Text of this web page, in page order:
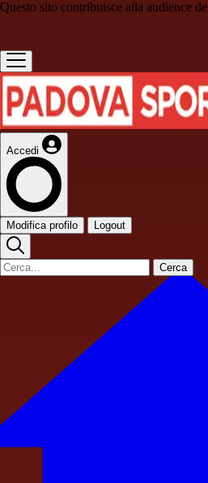
Questo sito contribuisce alla audience de
Accedi
Modifica profilo Logout
Cerca